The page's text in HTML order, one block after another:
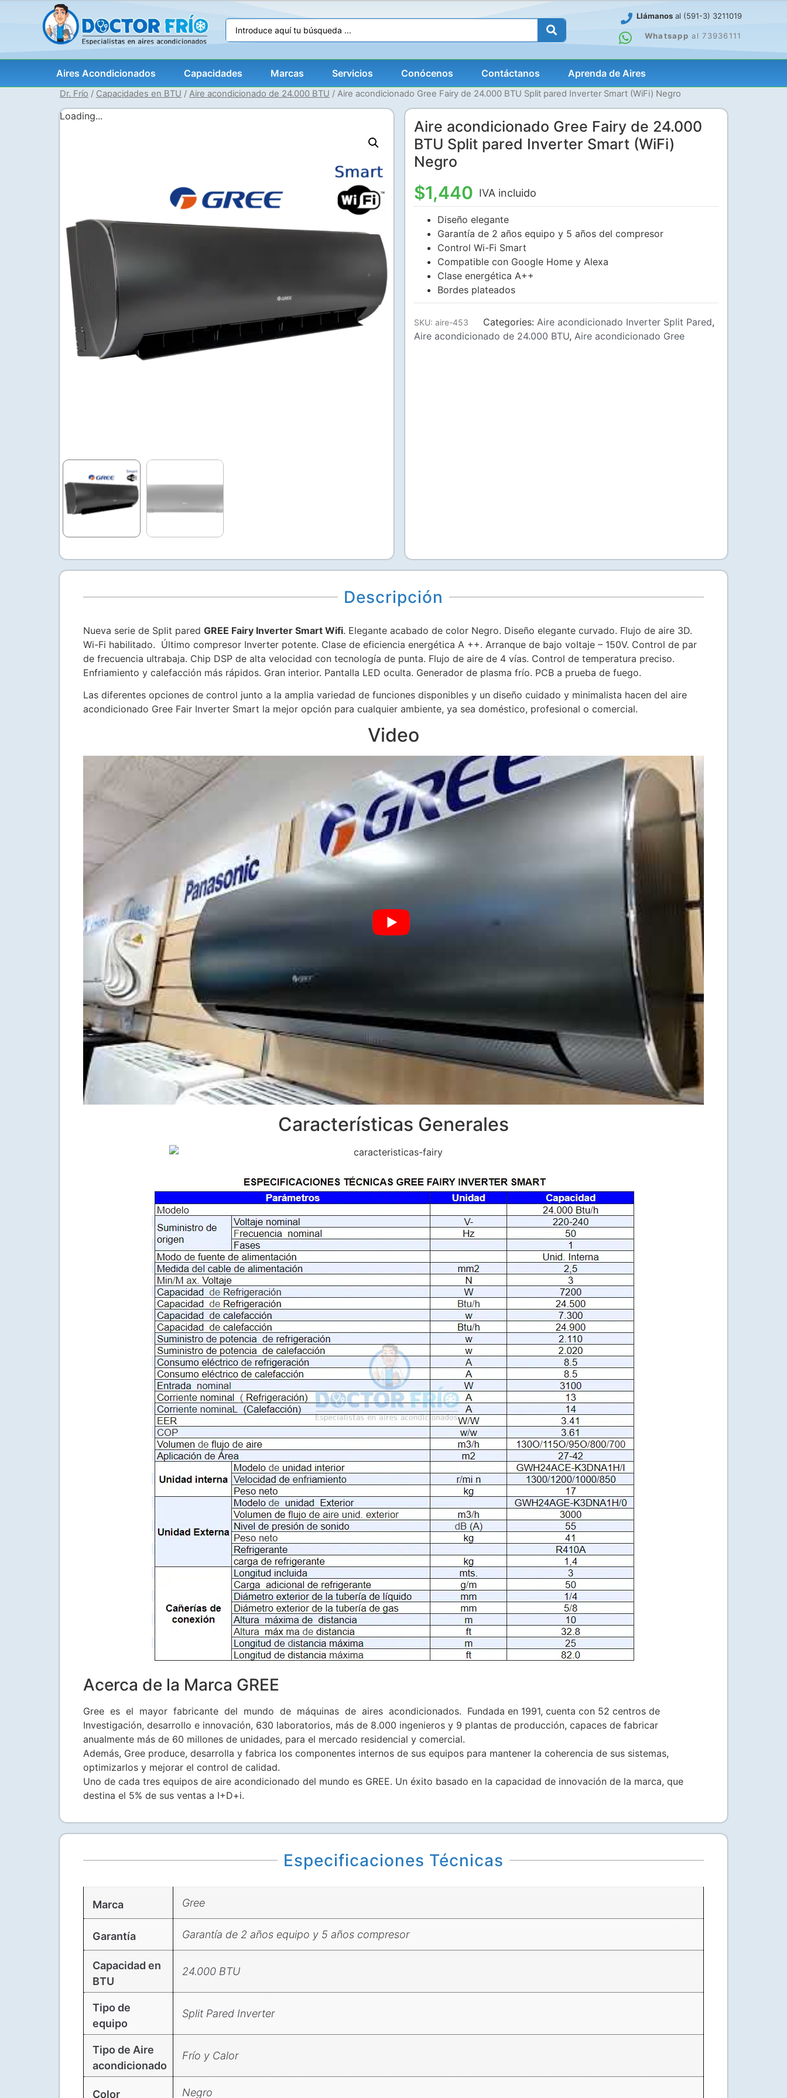
Llámanosal (591-3) 3211019
Whatsapp al 73936111
Aires Acondicionados Capacidades Marcas Servicios Conócenos Contáctanos Aprenda de Aires
Dr. Frío / Capacidades en BTU / Aire acondicionado de 24.000 BTU / Aire acondicionado Gree Fairy de 24.000 BTU Split pared Inverter Smart (WiFi) Negro
Loading...
Aire acondicionado Gree Fairy de 24.000
BTU Split pared Inverter Smart (WiFi)
Negro
$1,440 IVA incluido
Diseño elegante
Garantía de 2 años equipo y 5 años del compresor
Control Wi-Fi Smart
Compatible con Google Home y Alexa
Clase energética A++
Bordes plateados
SKU: aire-453 Categories: Aire acondicionado Inverter Split Pared,
Aire acondicionado de 24.000 BTU, Aire acondicionado Gree
Descripción
Nueva serie de Split pared GREE Fairy Inverter Smart Wifi. Elegante acabado de color Negro. Diseño elegante curvado. Flujo de aire 3D.
Wi-Fi habilitado. Último compresor Inverter potente. Clase de eficiencia energética A ++. Arranque de bajo voltaje – 150V. Control de par
de frecuencia ultrabaja. Chip DSP de alta velocidad con tecnología de punta. Flujo de aire de 4 vías. Control de temperatura preciso.
Enfriamiento y calefacción más rápidos. Gran interior. Pantalla LED oculta. Generador de plasma frío. PCB a prueba de fuego.
Las diferentes opciones de control junto a la amplia variedad de funciones disponibles y un diseño cuidado y minimalista hacen del aire
acondicionado Gree Fair Inverter Smart la mejor opción para cualquier ambiente, ya sea doméstico, profesional o comercial.
Video
Características Generales
Acerca de la Marca GREE
Gree es el mayor fabricante del mundo de máquinas de aires acondicionados. Fundada en 1991, cuenta con 52 centros de
Investigación, desarrollo e innovación, 630 laboratorios, más de 8.000 ingenieros y 9 plantas de producción, capaces de fabricar
anualmente más de 60 millones de unidades, para el mercado residencial y comercial.
Además, Gree produce, desarrolla y fabrica los componentes internos de sus equipos para mantener la coherencia de sus sistemas,
optimizarlos y mejorar el control de calidad.
Uno de cada tres equipos de aire acondicionado del mundo es GREE. Un éxito basado en la capacidad de innovación de la marca, que
destina el 5% de sus ventas a I+D+i.
Especificaciones Técnicas
Marca Gree
Garantía Garantía de 2 años equipo y 5 años compresor
Capacidad en
BTU
24.000 BTU
Tipo de
equipo
Split Pared Inverter
Tipo de Aire
acondicionado
Frío y Calor
Color Negro